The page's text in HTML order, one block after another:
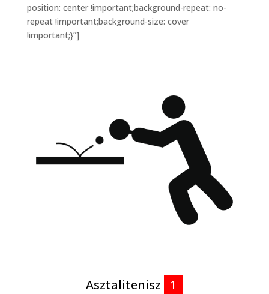
position: center !important;background-repeat: no-
repeat !important;background-size: cover
!important;}”]
Asztalitenisz 1